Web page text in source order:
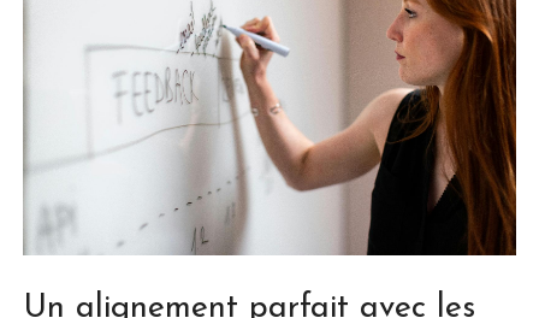
Un alignement parfait avec les